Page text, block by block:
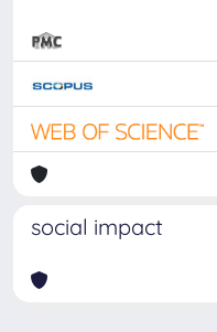
social impact